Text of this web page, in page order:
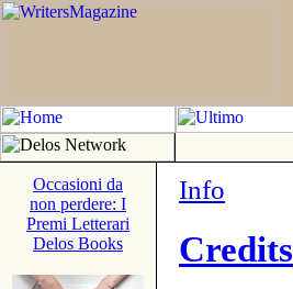
Occasioni da
non perdere: I
Premi Letterari
Delos Books
Info
Credits